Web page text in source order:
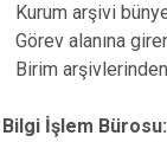
arşivi
alanına
arşivlerinden
İşlem Bürosu: